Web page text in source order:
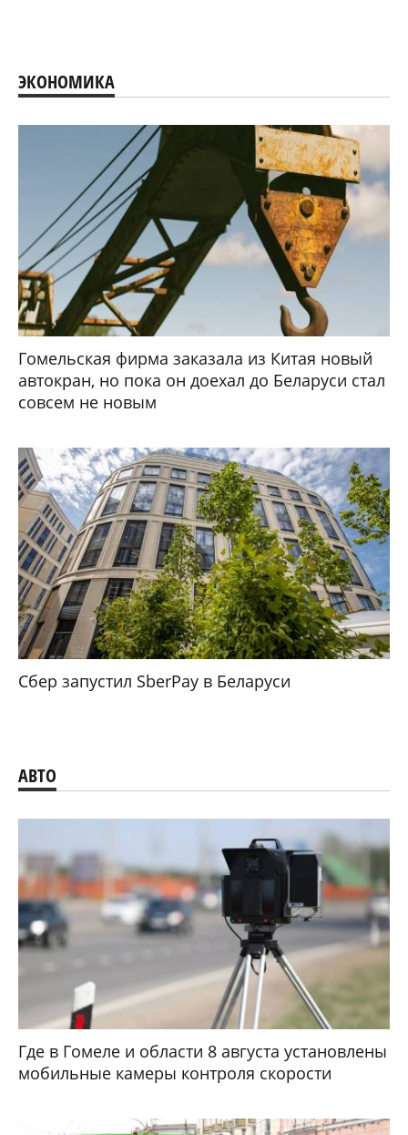
ЭКОНОМИКА
Гомельская фирма заказала из Китая новый
автокран, но пока он доехал до Беларуси стал
совсем не новым
Сбер запустил SberPay в Беларуси
АВТО
Где в Гомеле и области 8 августа установлены
мобильные камеры контроля скорости